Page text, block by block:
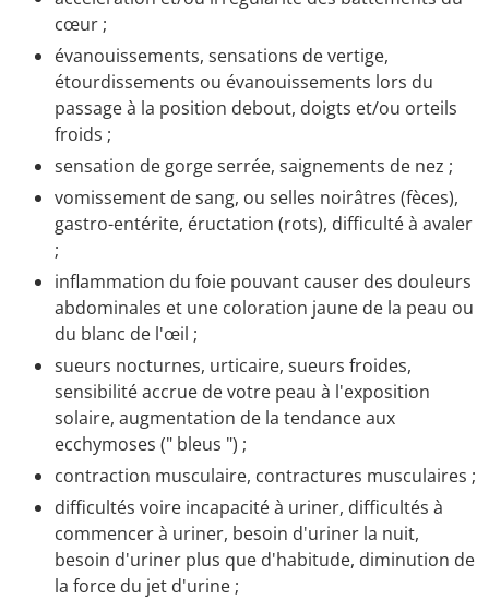
cœur ;
évanouissements, sensations de vertige,
étourdissements ou évanouissements lors du
passage à la position debout, doigts et/ou orteils
froids ;
sensation de gorge serrée, saignements de nez ;
vomissement de sang, ou selles noirâtres (fèces),
gastro-entérite, éructation (rots), difficulté à avaler
;
inflammation du foie pouvant causer des douleurs
abdominales et une coloration jaune de la peau ou
du blanc de l'œil ;
sueurs nocturnes, urticaire, sueurs froides,
sensibilité accrue de votre peau à l'exposition
solaire, augmentation de la tendance aux
ecchymoses (" bleus ") ;
contraction musculaire, contractures musculaires ;
difficultés voire incapacité à uriner, difficultés à
commencer à uriner, besoin d'uriner la nuit,
besoin d'uriner plus que d'habitude, diminution de
la force du jet d'urine ;